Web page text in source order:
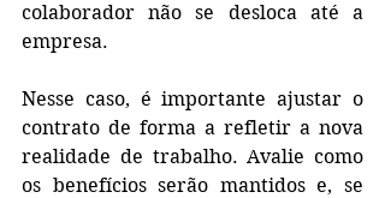
colaborador não se desloca até a
empresa.
Nesse caso, é importante ajustar o
contrato de forma a refletir a nova
realidade de trabalho. Avalie como
os benefícios serão mantidos e, se